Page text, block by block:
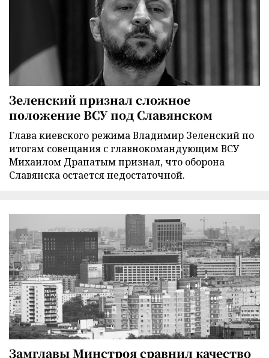
Зеленский признал сложное
положение ВСУ под Славянском
Глава киевского режима Владимир Зеленский по
итогам совещания с главнокомандующим ВСУ
Михаилом Драпатым признал, что оборона
Славянска остается недостаточной.
Замглавы Минстроя сравнил качество